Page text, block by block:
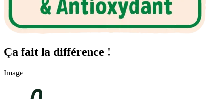
Ça fait la différence !
Image